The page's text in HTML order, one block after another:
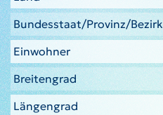
Bundesstaat/Provinz/Bezirk
Einwohner
Breitengrad
Längengrad